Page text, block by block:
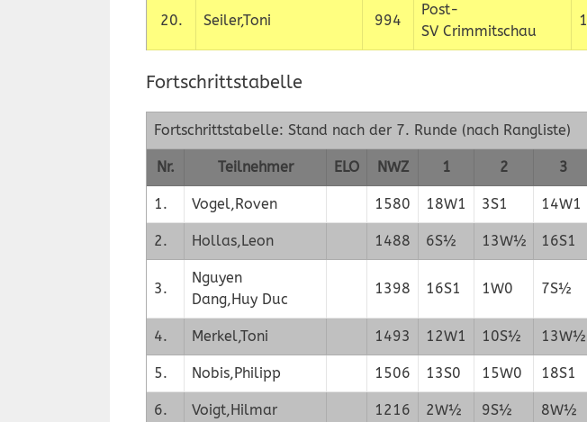
20. Seiler,Toni 994
Post-
SV Crimmitschau
1
Fortschrittstabelle
Fortschrittstabelle: Stand nach der 7. Runde (nach Rangliste)
Nr. Teilnehmer ELO NWZ 1 2 3
1. Vogel,Roven 1580 18W1 3S1 14W1
2. Hollas,Leon 1488 6S½ 13W½ 16S1
3.
Nguyen
Dang,Huy Duc
1398 16S1 1W0 7S½
4. Merkel,Toni 1493 12W1 10S½ 13W½
5. Nobis,Philipp 1506 13S0 15W0 18S1
6. Voigt,Hilmar 1216 2W½ 9S½ 8W½